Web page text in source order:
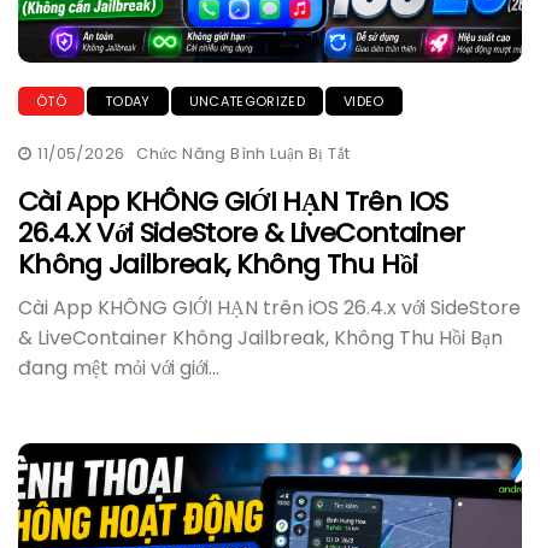
ÔTÔ TODAY UNCATEGORIZED VIDEO
11/05/2026 Chức Năng Bình Luận Bị Tắt
App
KHÔNG
GIỚI
HẠN
Trên
IOS
26.4.x
Với
SideStore
&
Thu
Hồi
Cài App KHÔNG GIỚI HẠN Trên IOS
26.4.x Với SideStore & LiveContainer
Không Jailbreak, Không Thu Hồi
Cài App KHÔNG GIỚI HẠN trên iOS 26.4.x với SideStore
& LiveContainer Không Jailbreak, Không Thu Hồi Bạn
đang mệt mỏi với giới...